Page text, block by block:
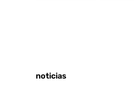
Últimas noticias